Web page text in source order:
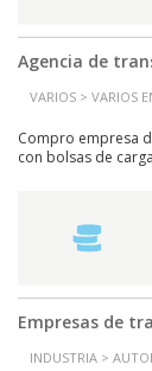
Agencia de
VARIOS > VARIOS
Compro empresa
con bolsas de
Empresas de
INDUSTRIA >